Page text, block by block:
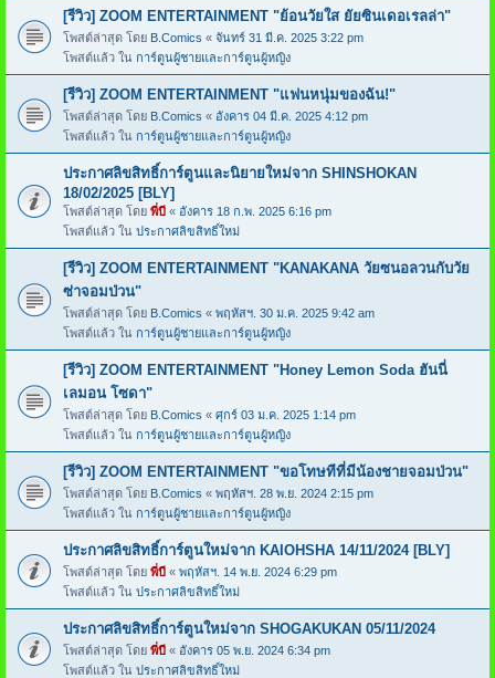
[รีวิว] ZOOM ENTERTAINMENT "ย้อนวัยใส ยัยซินเดอเรลล่า"
โพสต์ล่าสุด โดย B.Comics « จันทร์ 31 มี.ค. 2025 3:22 pm
โพสต์แล้ว ใน การ์ตูนผู้ชายและการ์ตูนผู้หญิง
[รีวิว] ZOOM ENTERTAINMENT "แฟนหนุ่มของฉัน!"
โพสต์ล่าสุด โดย B.Comics « อังคาร 04 มี.ค. 2025 4:12 pm
โพสต์แล้ว ใน การ์ตูนผู้ชายและการ์ตูนผู้หญิง
ประกาศลิขสิทธิ์การ์ตูนและนิยายใหม่จาก SHINSHOKAN
18/02/2025 [BLY]
โพสต์ล่าสุด โดย พี่บี « อังคาร 18 ก.พ. 2025 6:16 pm
โพสต์แล้ว ใน ประกาศลิขสิทธิ์ใหม่
[รีวิว] ZOOM ENTERTAINMENT "KANAKANA วัยซนอลวนกับวัย
ซ่าจอมป่วน"
โพสต์ล่าสุด โดย B.Comics « พฤหัสฯ. 30 ม.ค. 2025 9:42 am
โพสต์แล้ว ใน การ์ตูนผู้ชายและการ์ตูนผู้หญิง
[รีวิว] ZOOM ENTERTAINMENT "Honey Lemon Soda ฮันนี่
เลมอน โซดา"
โพสต์ล่าสุด โดย B.Comics « ศุกร์ 03 ม.ค. 2025 1:14 pm
โพสต์แล้ว ใน การ์ตูนผู้ชายและการ์ตูนผู้หญิง
[รีวิว] ZOOM ENTERTAINMENT "ขอโทษทีที่มีน้องชายจอมป่วน"
โพสต์ล่าสุด โดย B.Comics « พฤหัสฯ. 28 พ.ย. 2024 2:15 pm
โพสต์แล้ว ใน การ์ตูนผู้ชายและการ์ตูนผู้หญิง
ประกาศลิขสิทธิ์การ์ตูนใหม่จาก KAIOHSHA 14/11/2024 [BLY]
โพสต์ล่าสุด โดย พี่บี « พฤหัสฯ. 14 พ.ย. 2024 6:29 pm
โพสต์แล้ว ใน ประกาศลิขสิทธิ์ใหม่
ประกาศลิขสิทธิ์การ์ตูนใหม่จาก SHOGAKUKAN 05/11/2024
โพสต์ล่าสุด โดย พี่บี « อังคาร 05 พ.ย. 2024 6:34 pm
โพสต์แล้ว ใน ประกาศลิขสิทธิ์ใหม่